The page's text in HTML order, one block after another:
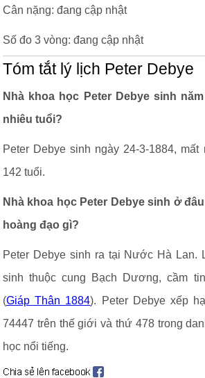
Cân nặng: đang cập nhật
Số đo 3 vòng: đang cập nhật
Tóm tắt lý lịch Peter Debye
Nhà khoa học Peter Debye sinh
nhiêu tuổi?
Peter Debye sinh ngày 24-3-1884,
142 tuổi.
Nhà khoa học Peter Debye sinh ở
hoàng đạo gì?
Peter Debye sinh ra tại Nước Hà Lan.
sinh thuộc cung Bạch Dương, cầm
(Giáp Thân 1884). Peter Debye xếp
74447 trên thế giới và thứ 478 trong
học nổi tiếng.